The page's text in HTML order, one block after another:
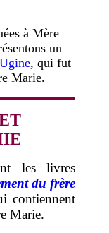
à Mère
un
, qui fut
Marie.
les livres
du frère
contiennent
Marie.